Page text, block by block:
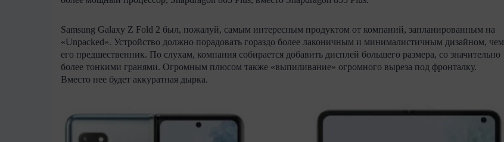
Samsung Galaxy Z Fold 2 был, пожалуй, самым интересным продуктом от компаний, запланированным на
«Unpacked». Устройство должно порадовать гораздо более лаконичным и минималистичным дизайном, чем
его предшественник. По слухам, компания собирается добавить дисплей большего размера, со значительно
более тонкими гранями. Огромным плюсом также «выпиливание» огромного выреза под фронталку.
Вместо нее будет аккуратная дырка.